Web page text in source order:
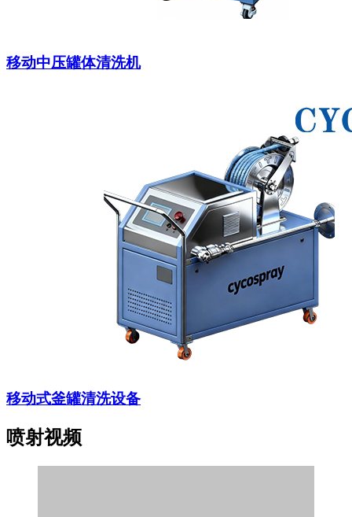
移动中压罐体清洗机
移动式釜罐清洗设备
喷射视频